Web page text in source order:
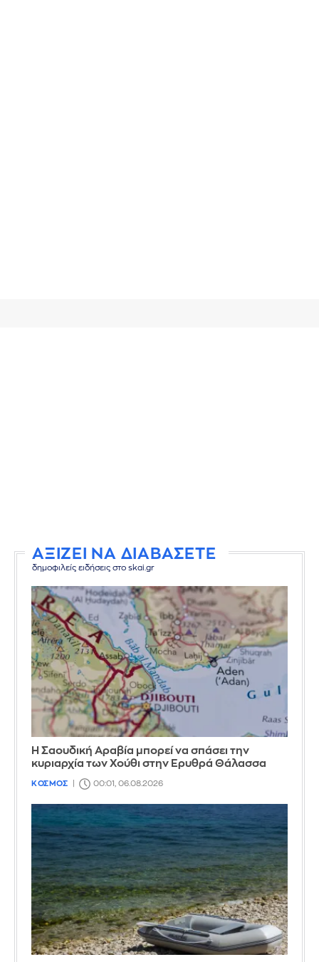
ΑΞΙΖΕΙ ΝΑ ΔΙΑΒΑΣΕΤΕ
δημοφιλείς ειδήσεις στο skai.gr
Η Σαουδική Αραβία μπορεί να σπάσει την
κυριαρχία των Χούθι στην Ερυθρά Θάλασσα
ΚΟΣΜΟΣ 00:01, 06.08.2026